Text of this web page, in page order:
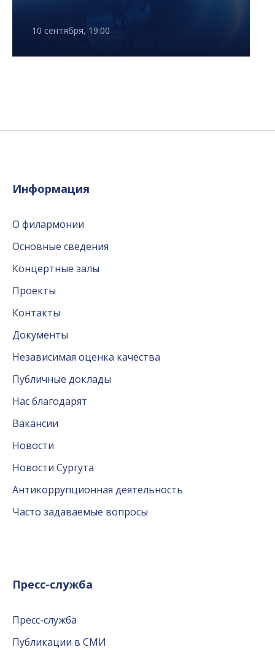
10 сентября, 19:00
Информация
О филармонии
Основные сведения
Концертные залы
Проекты
Контакты
Документы
Независимая оценка качества
Публичные доклады
Нас благодарят
Вакансии
Новости
Новости Сургута
Антикоррупционная деятельность
Часто задаваемые вопросы
Пресс-служба
Пресс-служба
Публикации в СМИ